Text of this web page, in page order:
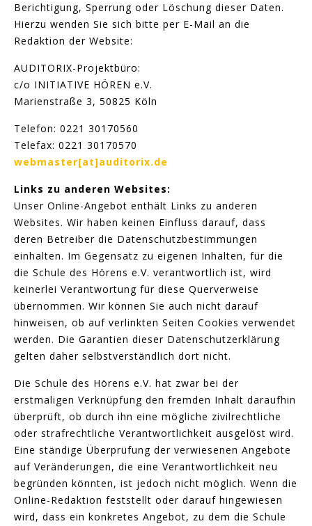
Berichtigung, Sperrung oder Löschung dieser Daten.
Hierzu wenden Sie sich bitte per E-Mail an die
Redaktion der Website:
AUDITORIX-Projektbüro:
c/o INITIATIVE HÖREN e.V.
Marienstraße 3, 50825 Köln
Telefon: 0221 30170560
Telefax: 0221 30170570
webmaster[at]auditorix.de
Links zu anderen Websites:
Unser Online-Angebot enthält Links zu anderen
Websites. Wir haben keinen Einfluss darauf, dass
deren Betreiber die Datenschutzbestimmungen
einhalten. Im Gegensatz zu eigenen Inhalten, für die
die Schule des Hörens e.V. verantwortlich ist, wird
keinerlei Verantwortung für diese Querverweise
übernommen. Wir können Sie auch nicht darauf
hinweisen, ob auf verlinkten Seiten Cookies verwendet
werden. Die Garantien dieser Datenschutzerklärung
gelten daher selbstverständlich dort nicht.
Die Schule des Hörens e.V. hat zwar bei der
erstmaligen Verknüpfung den fremden Inhalt daraufhin
überprüft, ob durch ihn eine mögliche zivilrechtliche
oder strafrechtliche Verantwortlichkeit ausgelöst wird.
Eine ständige Überprüfung der verwiesenen Angebote
auf Veränderungen, die eine Verantwortlichkeit neu
begründen könnten, ist jedoch nicht möglich. Wenn die
Online-Redaktion feststellt oder darauf hingewiesen
wird, dass ein konkretes Angebot, zu dem die Schule